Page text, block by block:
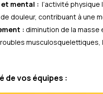
mental : l’activité
douleur, contribuant à une
: diminution de la
musculosquelettiques,
de vos équipes :